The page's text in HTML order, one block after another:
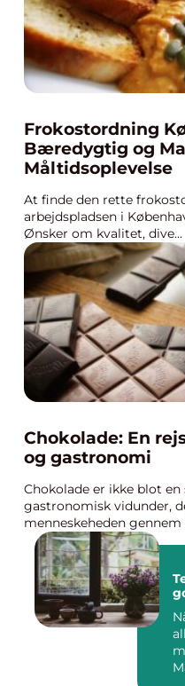
Frokostordning
Bæredygtig og
Måltidsoplevelse
At finde den rette
arbejdspladsen i
Ønsker om kvalitet, dive...
Chokolade: En
og gastronomi
Chokolade er ikke blot
gastronomisk vidunder,
menneskeheden gennem
Te